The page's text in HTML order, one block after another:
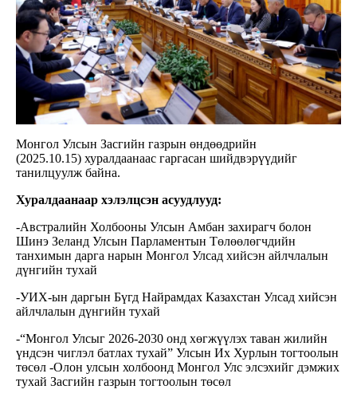
Монгол Улсын Засгийн газрын өндөөдрийн
(2025.10.15) хуралдаанаас гаргасан шийдвэрүүдийг
танилцуулж байна.
Хуралдаанаар хэлэлцсэн асуудлууд:
-Австралийн Холбооны Улсын Амбан захирагч болон
Шинэ Зеланд Улсын Парламентын Төлөөлөгчдийн
танхимын дарга нарын Монгол Улсад хийсэн айлчлалын
дүнгийн тухай
-УИХ-ын даргын Бүгд Найрамдах Казахстан Улсад хийсэн
айлчлалын дүнгийн тухай
-“Монгол Улсыг 2026-2030 онд хөгжүүлэх таван жилийн
үндсэн чиглэл батлах тухай” Улсын Их Хурлын тогтоолын
төсөл -Олон улсын холбоонд Монгол Улс элсэхийг дэмжих
тухай Засгийн газрын тогтоолын төсөл